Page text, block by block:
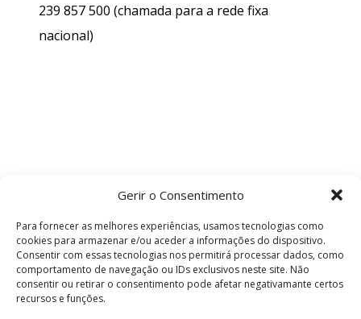
Gerir o Consentimento
Para fornecer as melhores experiências, usamos tecnologias como
cookies para armazenar e/ou aceder a informações do dispositivo.
Consentir com essas tecnologias nos permitirá processar dados, como
comportamento de navegação ou IDs exclusivos neste site. Não
consentir ou retirar o consentimento pode afetar negativamante certos
recursos e funções.
239 857 500 (chamada para a rede fixa
nacional)